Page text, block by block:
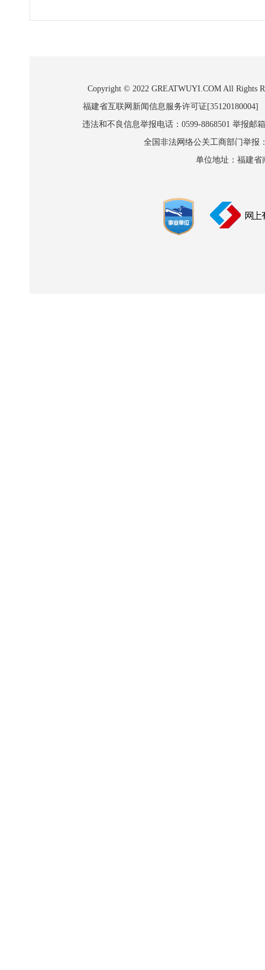
Copyright © 2022 GREATWUYI.COM All Rights
福建省互联网新闻信息服务许可证
违法和不良信息举报电话：0599-8868501 举报邮
全国非法网络公关工商部门举报
单位地址：福建省